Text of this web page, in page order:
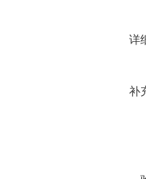
详
补